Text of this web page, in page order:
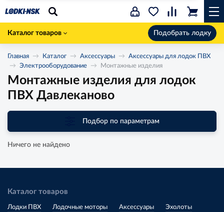
Каталог товаров Подобрать лодку
Главная Каталог Аксессуары
Аксессуары для лодок ПВХ
Электрооборудование
Монтажные изделия
Монтажные изделия для лодок
ПВХ Давлеканово
Подбор по параметрам
Ничего не найдено
Каталог товаров
Лодки ПВХ Лодочные моторы Аксессуары Эхолоты